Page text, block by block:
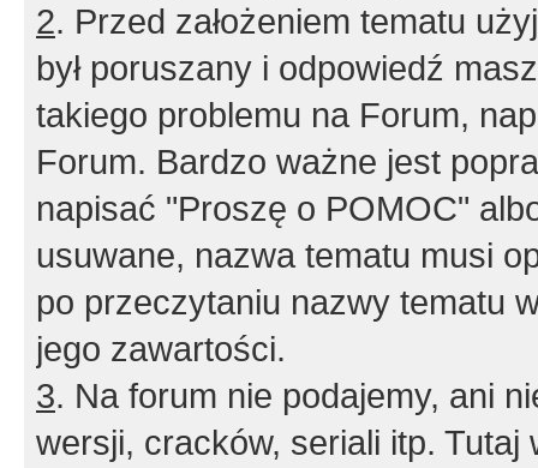
2. Przed założeniem tematu
był poruszany i odpowiedź
takiego problemu na Forum,
Forum. Bardzo ważne jest
napisać "Proszę o POMOC"
usuwane, nazwa tematu musi
po przeczytaniu nazwy tematu
jego zawartości.
3. Na forum nie podajemy, ani
wersji, cracków, seriali itp. Tutaj